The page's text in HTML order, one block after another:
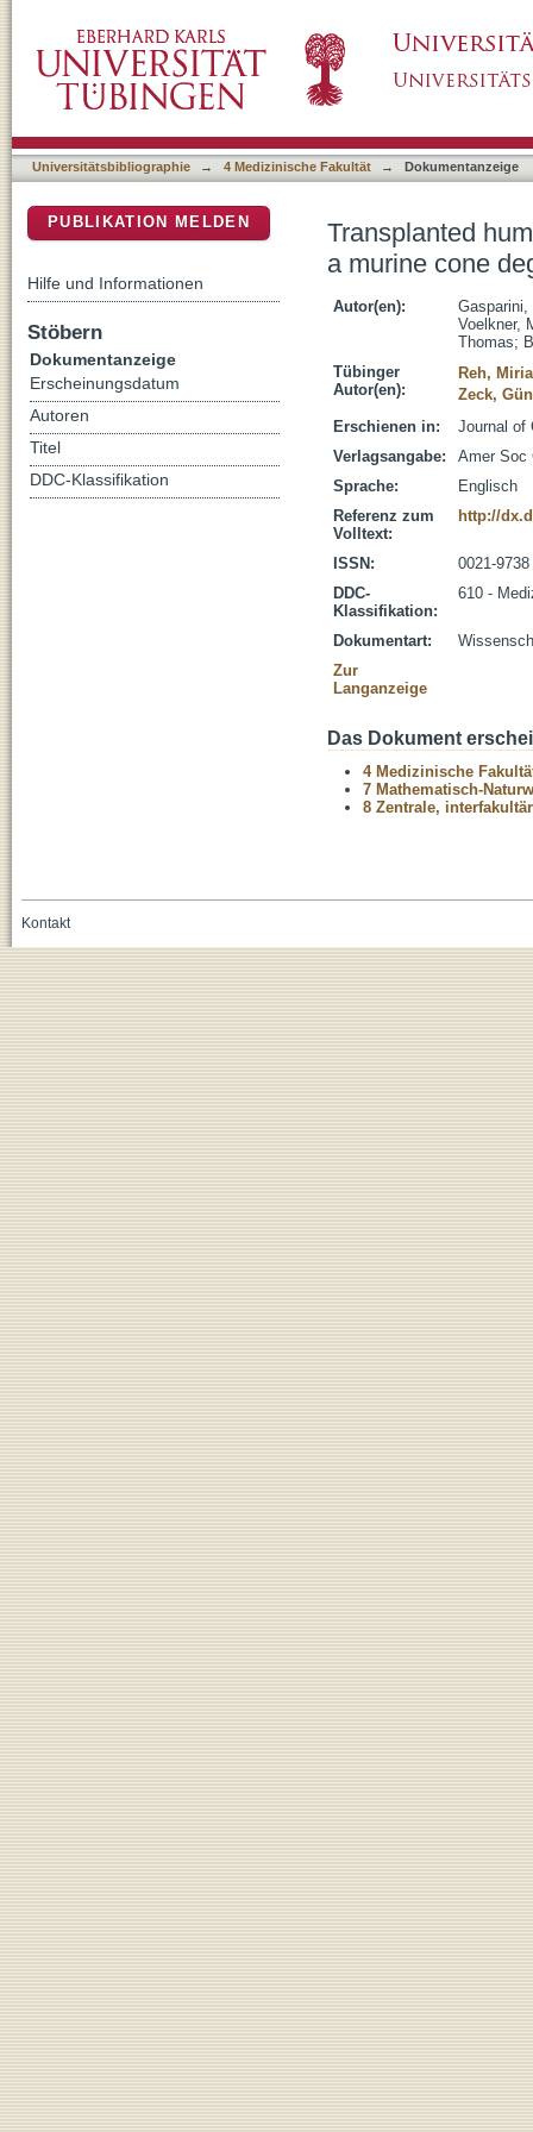
model
Universitätsbibliographie → 4 Medizinische Fakultät → Dokumentanzeige
Transplanted
a murine cone
Autor(en):
Voelkner,
Thomas;
Tübinger
Autor(en):
Reh,
Zeck,
Erschienen in:
Journal of
Verlagsangabe:
Amer Soc
Sprache:
Englisch
Referenz zum
Volltext:
http://
ISSN:
0021-9738
DDC-
Klassifikation:
610 -
Dokumentart:
Zur
Langanzeige
Das Dokument
4 Medizinische
7 Mathematisch-
8 Zentrale,
PUBLIKATION MELDEN
Hilfe und Informationen
Stöbern
Dokumentanzeige
Erscheinungsdatum
Autoren
Titel
DDC-Klassifikation
Kontakt